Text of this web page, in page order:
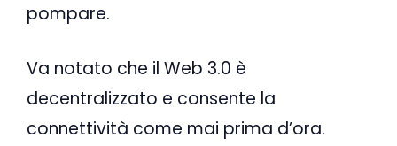
pompare.
Va notato che il Web 3.0 è
decentralizzato e consente la
connettività come mai prima d’ora.